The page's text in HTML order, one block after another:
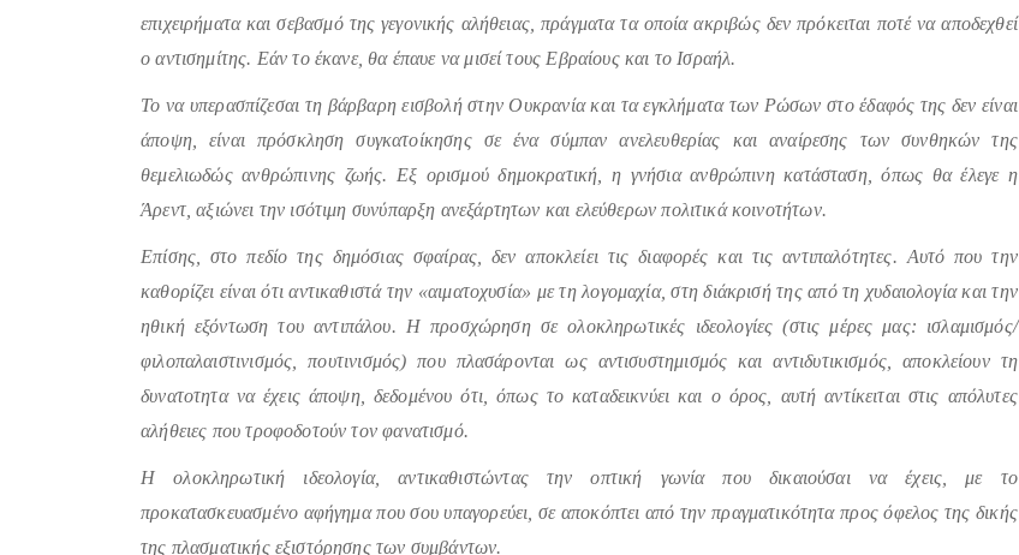
επιχειρήματα και σεβασμό της γεγονικής αλήθειας, πράγματα τα οποία ακριβώς δεν πρόκειται ποτέ να αποδεχθεί
ο αντισημίτης. Εάν το έκανε, θα έπαυε να μισεί τους Εβραίους και το Ισραήλ.
Το να υπερασπίζεσαι τη βάρβαρη εισβολή στην Ουκρανία και τα εγκλήματα των Ρώσων στο έδαφός της δεν είναι
άποψη, είναι πρόσκληση συγκατοίκησης σε ένα σύμπαν ανελευθερίας και αναίρεσης των συνθηκών της
θεμελιωδώς ανθρώπινης ζωής. Εξ ορισμού δημοκρατική, η γνήσια ανθρώπινη κατάσταση, όπως θα έλεγε η
Άρεντ, αξιώνει την ισότιμη συνύπαρξη ανεξάρτητων και ελεύθερων πολιτικά κοινοτήτων.
Επίσης, στο πεδίο της δημόσιας σφαίρας, δεν αποκλείει τις διαφορές και τις αντιπαλότητες. Αυτό που την
καθορίζει είναι ότι αντικαθιστά την «αιματοχυσία» με τη λογομαχία, στη διάκρισή της από τη χυδαιολογία και την
ηθική εξόντωση του αντιπάλου. Η προσχώρηση σε ολοκληρωτικές ιδεολογίες (στις μέρες μας: ισλαμισμός/
φιλοπαλαιστινισμός, πουτινισμός) που πλασάρονται ως αντισυστημισμός και αντιδυτικισμός, αποκλείουν τη
δυνατοτητα να έχεις άποψη, δεδομένου ότι, όπως το καταδεικνύει και ο όρος, αυτή αντίκειται στις απόλυτες
αλήθειες που τροφοδοτούν τον φανατισμό.
Η ολοκληρωτική ιδεολογία, αντικαθιστώντας την οπτική γωνία που δικαιούσαι να έχεις, με το
προκατασκευασμένο αφήγημα που σου υπαγορεύει, σε αποκόπτει από την πραγματικότητα προς όφελος της δικής
της πλασματικής εξιστόρησης των συμβάντων.